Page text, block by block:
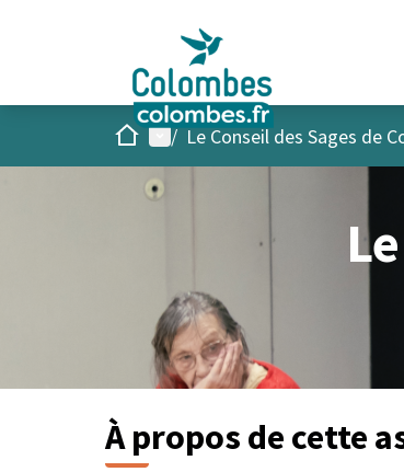
AccueilMenu principal
/ Le Conseil des Sages de
À propos de cette